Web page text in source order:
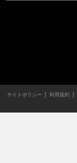
サイトポリシー 利用規約